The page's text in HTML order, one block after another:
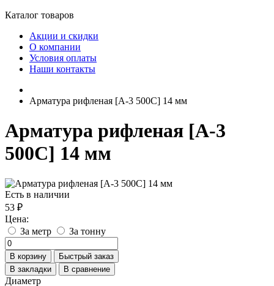
Каталог товаров
Акции и скидки
О компании
Условия оплаты
Наши контакты
Арматура рифленая [А-3 500С] 14 мм
Арматура рифленая [А-3
500С] 14 мм
Есть в наличии
53 ₽
Цена:
За метр
За тонну
В корзину
Быстрый заказ
В закладки
В сравнение
Диаметр